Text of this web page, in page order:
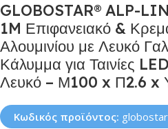
GLOBOSTAR® ALP-
1M Επιφανειακό &
Αλουμινίου με Λευκό
Κάλυμμα για Ταινίες
Λευκό – Μ100 x Π2.6 x
Κωδικός προϊόντος: